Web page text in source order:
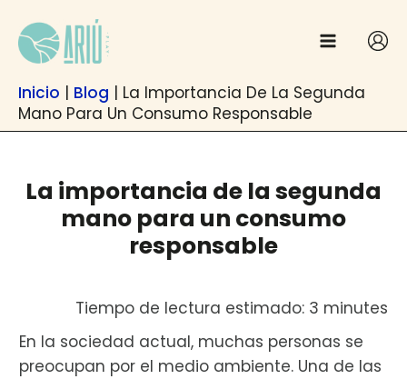
contenido
Inicio | Blog | La Importancia De La Segunda
Mano Para Un Consumo Responsable
La importancia de la segunda
mano para un consumo
responsable
Tiempo de lectura estimado: 3 minutes
En la sociedad actual, muchas personas se
preocupan por el medio ambiente. Una de las